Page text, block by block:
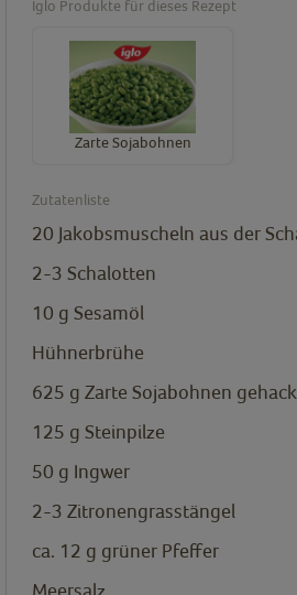
Iglo Produkte für dieses Rezept
Zarte Sojabohnen
Zutatenliste
20 Jakobsmuscheln aus der
2-3 Schalotten
10 g Sesamöl
Hühnerbrühe
625 g Zarte Sojabohnen
125 g Steinpilze
50 g Ingwer
2-3 Zitronengrasstängel
ca. 12 g grüner Pfeffer
Meersalz